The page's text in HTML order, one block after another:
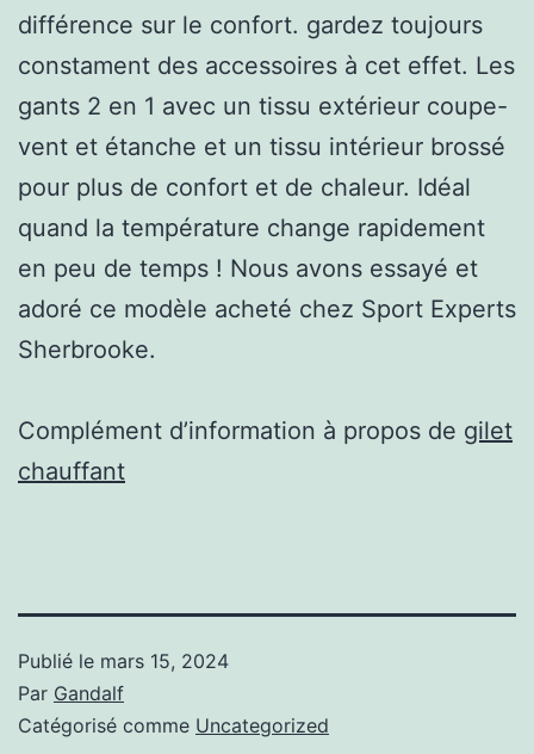
différence sur le confort. gardez toujours
constament des accessoires à cet effet. Les
gants 2 en 1 avec un tissu extérieur coupe-
vent et étanche et un tissu intérieur brossé
pour plus de confort et de chaleur. Idéal
quand la température change rapidement
en peu de temps ! Nous avons essayé et
adoré ce modèle acheté chez Sport Experts
Sherbrooke.
Complément d’information à propos de gilet
chauffant
Publié le mars 15, 2024
Par Gandalf
Catégorisé comme Uncategorized